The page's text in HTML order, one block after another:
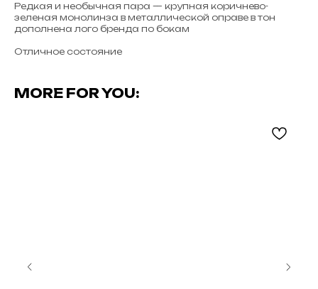
Редкая и необычная пара — крупная коричнево-
зеленая монолинза в металлической оправе в тон
дополнена лого бренда по бокам
Отличное состояние
MORE FOR YOU: